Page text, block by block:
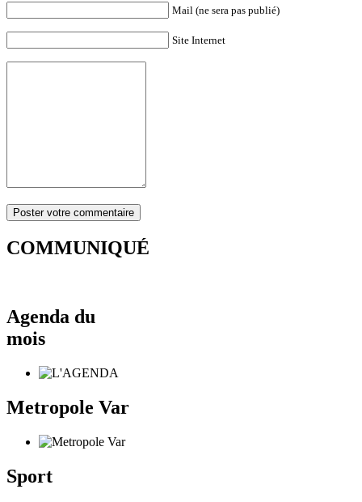
Mail (ne sera pas publié)
Site Internet
COMMUNIQUÉ
Agenda du
mois
Metropole Var
Sport